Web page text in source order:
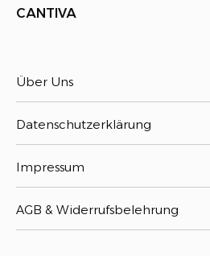
CANTIVA
Über Uns
Datenschutzerklärung
Impressum
AGB & Widerrufsbelehrung